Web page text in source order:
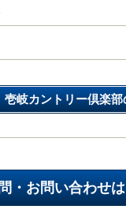
壱岐カントリー倶楽